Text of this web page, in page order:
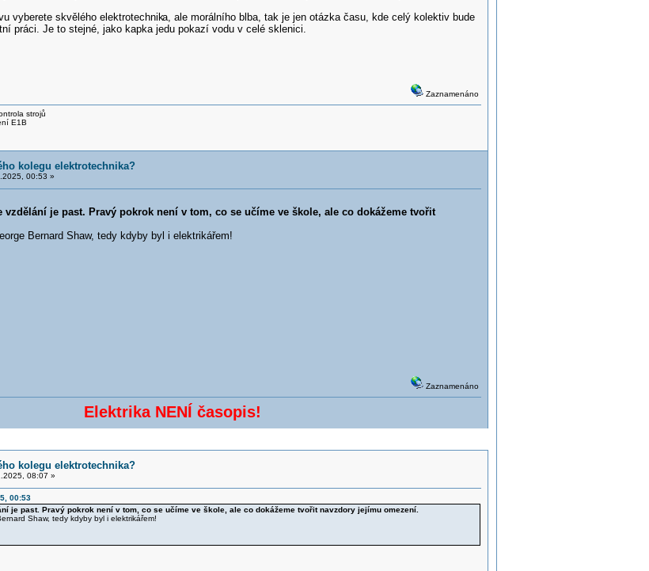
vyberete skvělého elektrotechnika, ale morálního blba, tak je jen otázka času, kde celý kolektiv bude
práci. Je to stejné, jako kapka jedu pokazí vodu v celé sklenici.
Zaznamenáno
strojů
E1B
kolegu elektrotechnika?
00:53 »
vzdělání je past. Pravý pokrok není v tom, co se učíme ve škole, ale co dokážeme tvořit
Bernard Shaw, tedy kdyby byl i elektrikářem!
Zaznamenáno
Elektrika NENÍ časopis!
kolegu elektrotechnika?
08:07 »
00:53
je past. Pravý pokrok není v tom, co se učíme ve škole, ale co dokážeme tvořit navzdory jejímu omezení.
Shaw, tedy kdyby byl i elektrikářem!